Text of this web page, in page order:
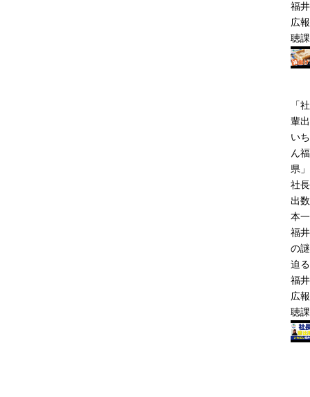
福
広
聴課
「
輩
い
ん
県」
社
出
本
福
の
迫
福
広
聴課